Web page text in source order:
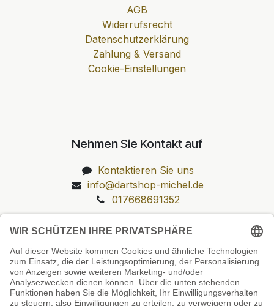
AGB
Widerrufsrecht
Datenschutzerklärung
Zahlung & Versand
Cookie-Einstellungen
Nehmen Sie Kontakt auf
Kontaktieren Sie uns
info@dartshop-michel.de
017668691352
Unsere Prüfsiegel